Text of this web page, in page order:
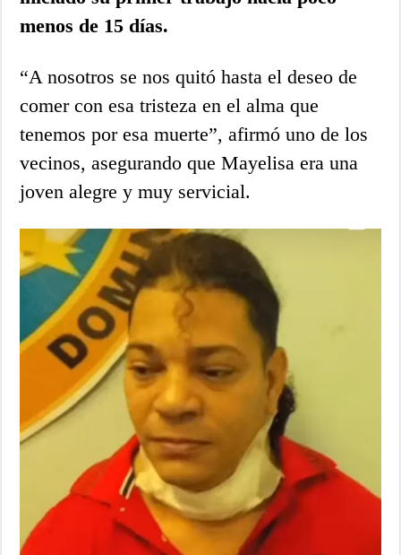
menos de 15 días.
“A nosotros se nos quitó hasta el deseo de
comer con esa tristeza en el alma que
tenemos por esa muerte”, afirmó uno de los
vecinos, asegurando que Mayelisa era una
joven alegre y muy servicial.